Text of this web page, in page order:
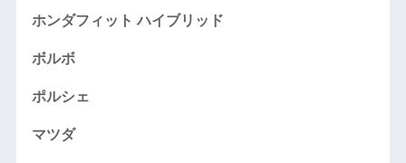
ホンダフィット ハイブリッド
ボルボ
ポルシェ
マツダ